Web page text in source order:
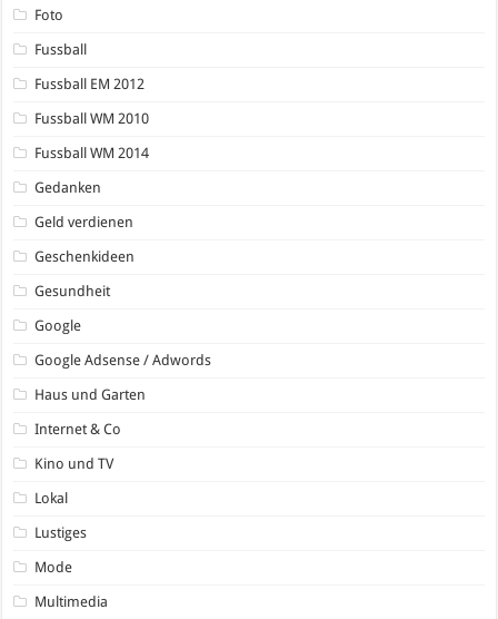
Foto
Fussball
Fussball EM 2012
Fussball WM 2010
Fussball WM 2014
Gedanken
Geld verdienen
Geschenkideen
Gesundheit
Google
Google Adsense / Adwords
Haus und Garten
Internet & Co
Kino und TV
Lokal
Lustiges
Mode
Multimedia